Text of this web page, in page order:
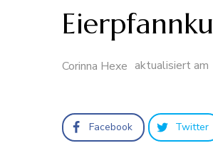
Corinna Hexe aktualisiert am
Facebook Twitter